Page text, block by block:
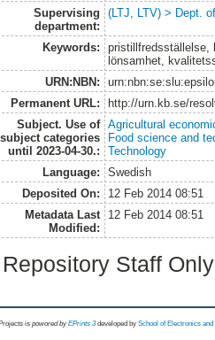
Supervising
department:
(LTJ, LTV) > Dept.
Keywords:
pristillfredsställelse,
lönsamhet,
URN:NBN:
Permanent URL:
http://urn.kb.se/
Subject. Use of
subject categories
until 2023-04-30.:
Agricultural
Food science and
Technology
Language:
Swedish
Deposited On:
12 Feb 2014 08:51
Metadata Last
Modified:
12 Feb 2014 08:51
Repository Staff
is powored byEPrints 3 developed by School of Electronics